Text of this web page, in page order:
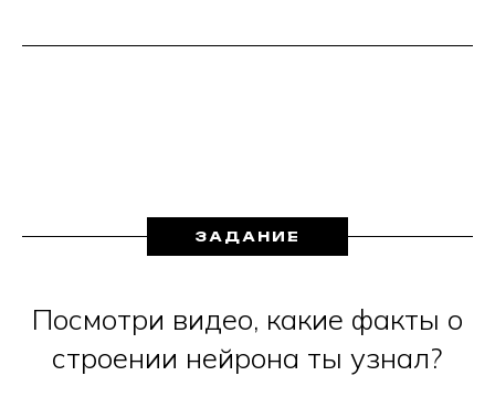
ЗАДАНИЕ
Посмотри видео, какие факты о
строении нейрона ты узнал?